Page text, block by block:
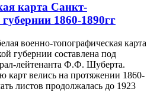
карта Санкт-
1860-1890гг
военно-топографическая карта
губернии составлена под
лейтенанта Ф.Ф. Шуберта.
карт велись на протяжении 1860-
листов продолжалась до 1923